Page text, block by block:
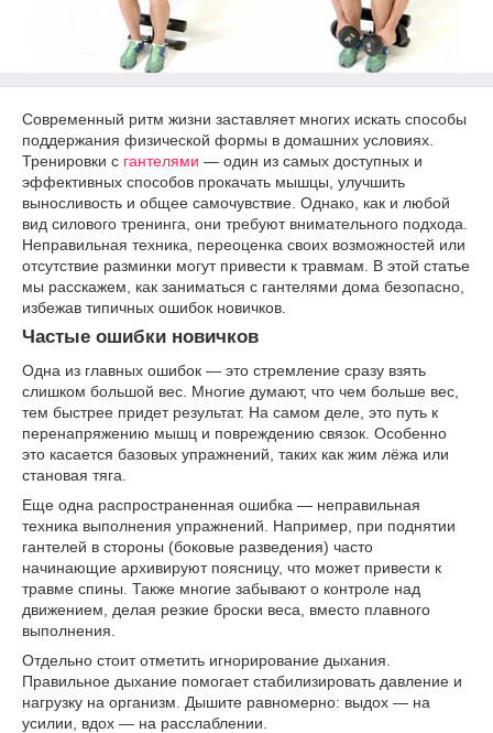
Современный ритм жизни заставляет многих искать способы
поддержания физической формы в домашних условиях.
Тренировки с гантелями — один из самых доступных и
эффективных способов прокачать мышцы, улучшить
выносливость и общее самочувствие. Однако, как и любой
вид силового тренинга, они требуют внимательного подхода.
Неправильная техника, переоценка своих возможностей или
отсутствие разминки могут привести к травмам. В этой статье
мы расскажем, как заниматься с гантелями дома безопасно,
избежав типичных ошибок новичков.
Частые ошибки новичков
Одна из главных ошибок — это стремление сразу взять
слишком большой вес. Многие думают, что чем больше вес,
тем быстрее придет результат. На самом деле, это путь к
перенапряжению мышц и повреждению связок. Особенно
это касается базовых упражнений, таких как жим лёжа или
становая тяга.
Еще одна распространенная ошибка — неправильная
техника выполнения упражнений. Например, при поднятии
гантелей в стороны (боковые разведения) часто
начинающие архивируют поясницу, что может привести к
травме спины. Также многие забывают о контроле над
движением, делая резкие броски веса, вместо плавного
выполнения.
Отдельно стоит отметить игнорирование дыхания.
Правильное дыхание помогает стабилизировать давление и
нагрузку на организм. Дышите равномерно: выдох — на
усилии, вдох — на расслаблении.